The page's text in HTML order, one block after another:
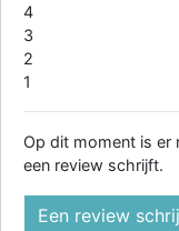
4
3
2
1
Op dit moment is er
een review schrijft.
Een review